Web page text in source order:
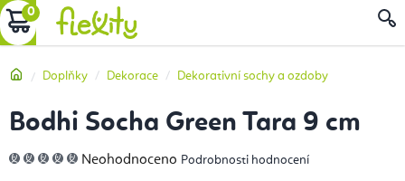
Přejít
na
NÁKUPNÍ
DomůDoplňky Dekorace Dekorativní sochy a ozdoby
Bodhi Socha Green Tara 9 cm
Průměrné
hodnocení
Neohodnoceno Podrobnosti hodnocení